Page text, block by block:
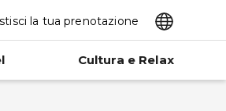
la tua prenotazione
Cultura e Relax